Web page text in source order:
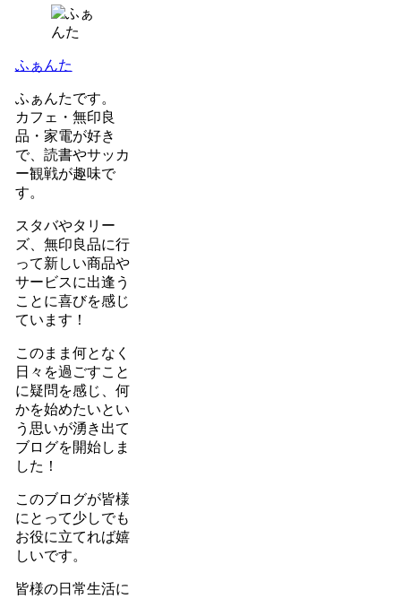
ふぁんた
ふぁんたです。
カフェ・無印良
品・家電が好き
で、読書やサッカ
ー観戦が趣味で
す。
スタバやタリー
ズ、無印良品に行
って新しい商品や
サービスに出逢う
ことに喜びを感じ
ています！
このまま何となく
日々を過ごすこと
に疑問を感じ、何
かを始めたいとい
う思いが湧き出て
ブログを開始しま
した！
このブログが皆様
にとって少しでも
お役に立てれば嬉
しいです。
皆様の日常生活に